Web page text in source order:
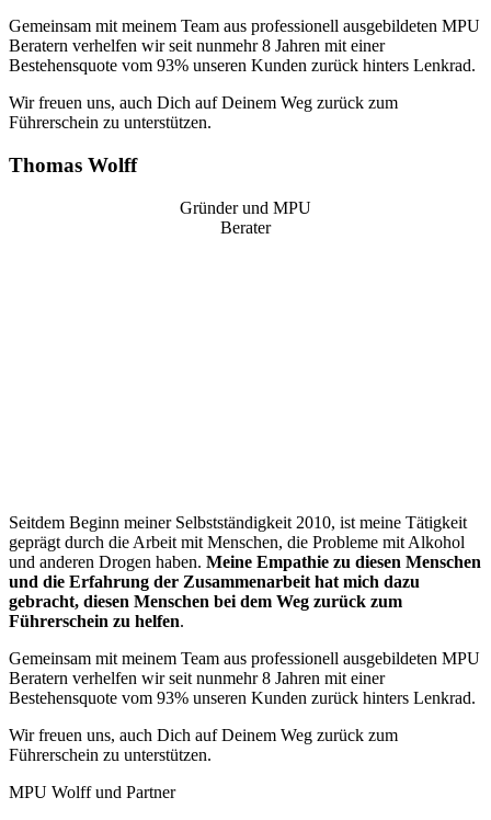
Gemeinsam mit meinem Team aus professionell ausgebildeten MPU
Beratern verhelfen wir seit nunmehr 8 Jahren mit einer
Bestehensquote vom 93% unseren Kunden zurück hinters Lenkrad.
Wir freuen uns, auch Dich auf Deinem Weg zurück zum
Führerschein zu unterstützen.
Thomas Wolff
Gründer und MPU
Berater
Seitdem Beginn meiner Selbstständigkeit 2010, ist meine Tätigkeit
geprägt durch die Arbeit mit Menschen, die Probleme mit Alkohol
und anderen Drogen haben. Meine Empathie zu diesen Menschen
und die Erfahrung der Zusammenarbeit hat mich dazu
gebracht, diesen Menschen bei dem Weg zurück zum
Führerschein zu helfen.
Gemeinsam mit meinem Team aus professionell ausgebildeten MPU
Beratern verhelfen wir seit nunmehr 8 Jahren mit einer
Bestehensquote vom 93% unseren Kunden zurück hinters Lenkrad.
Wir freuen uns, auch Dich auf Deinem Weg zurück zum
Führerschein zu unterstützen.
MPU Wolff und Partner